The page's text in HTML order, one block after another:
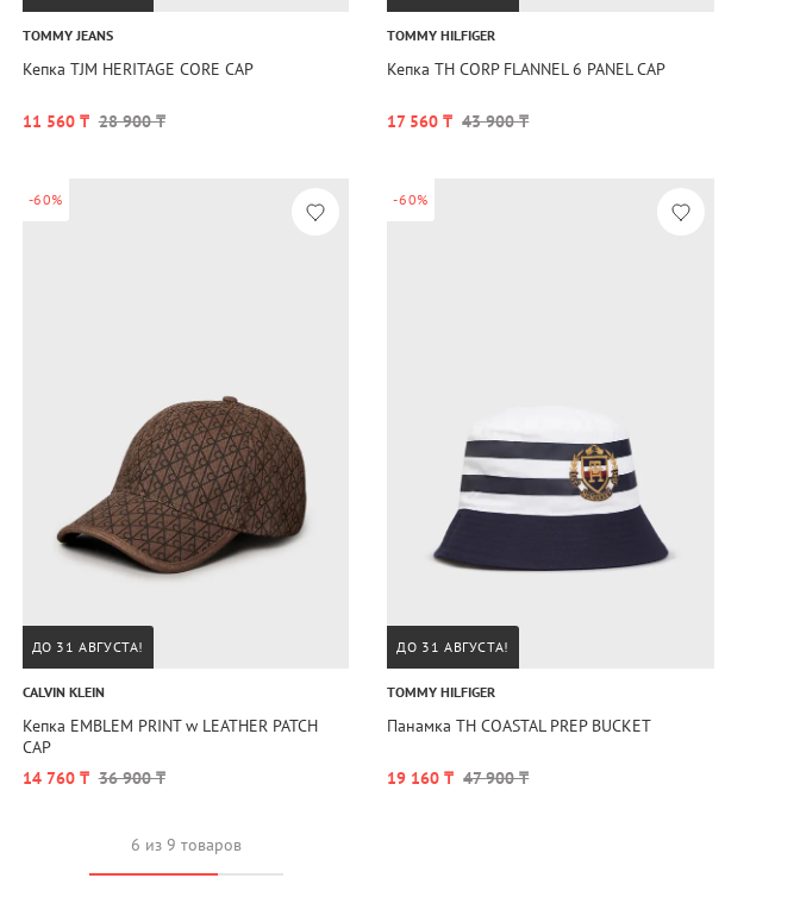
TOMMY JEANS
Кепка TJM HERITAGE CORE CAP
11 560 ₸ 28 900 ₸
TOMMY HILFIGER
Кепка TH CORP FLANNEL 6 PANEL CAP
17 560 ₸ 43 900 ₸
-60%
ДО 31 АВГУСТА!
CALVIN KLEIN
Кепка EMBLEM PRINT w LEATHER PATCH
CAP
14 760 ₸ 36 900 ₸
-60%
ДО 31 АВГУСТА!
TOMMY HILFIGER
Панамка TH COASTAL PREP BUCKET
19 160 ₸ 47 900 ₸
6 из 9 товаров